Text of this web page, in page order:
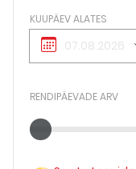
KUUPÄEV ALATES
RENDIPÄEVADE ARV